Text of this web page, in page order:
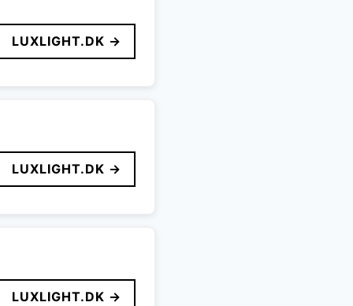
LUXLIGHT.DK →
LUXLIGHT.DK →
LUXLIGHT.DK →